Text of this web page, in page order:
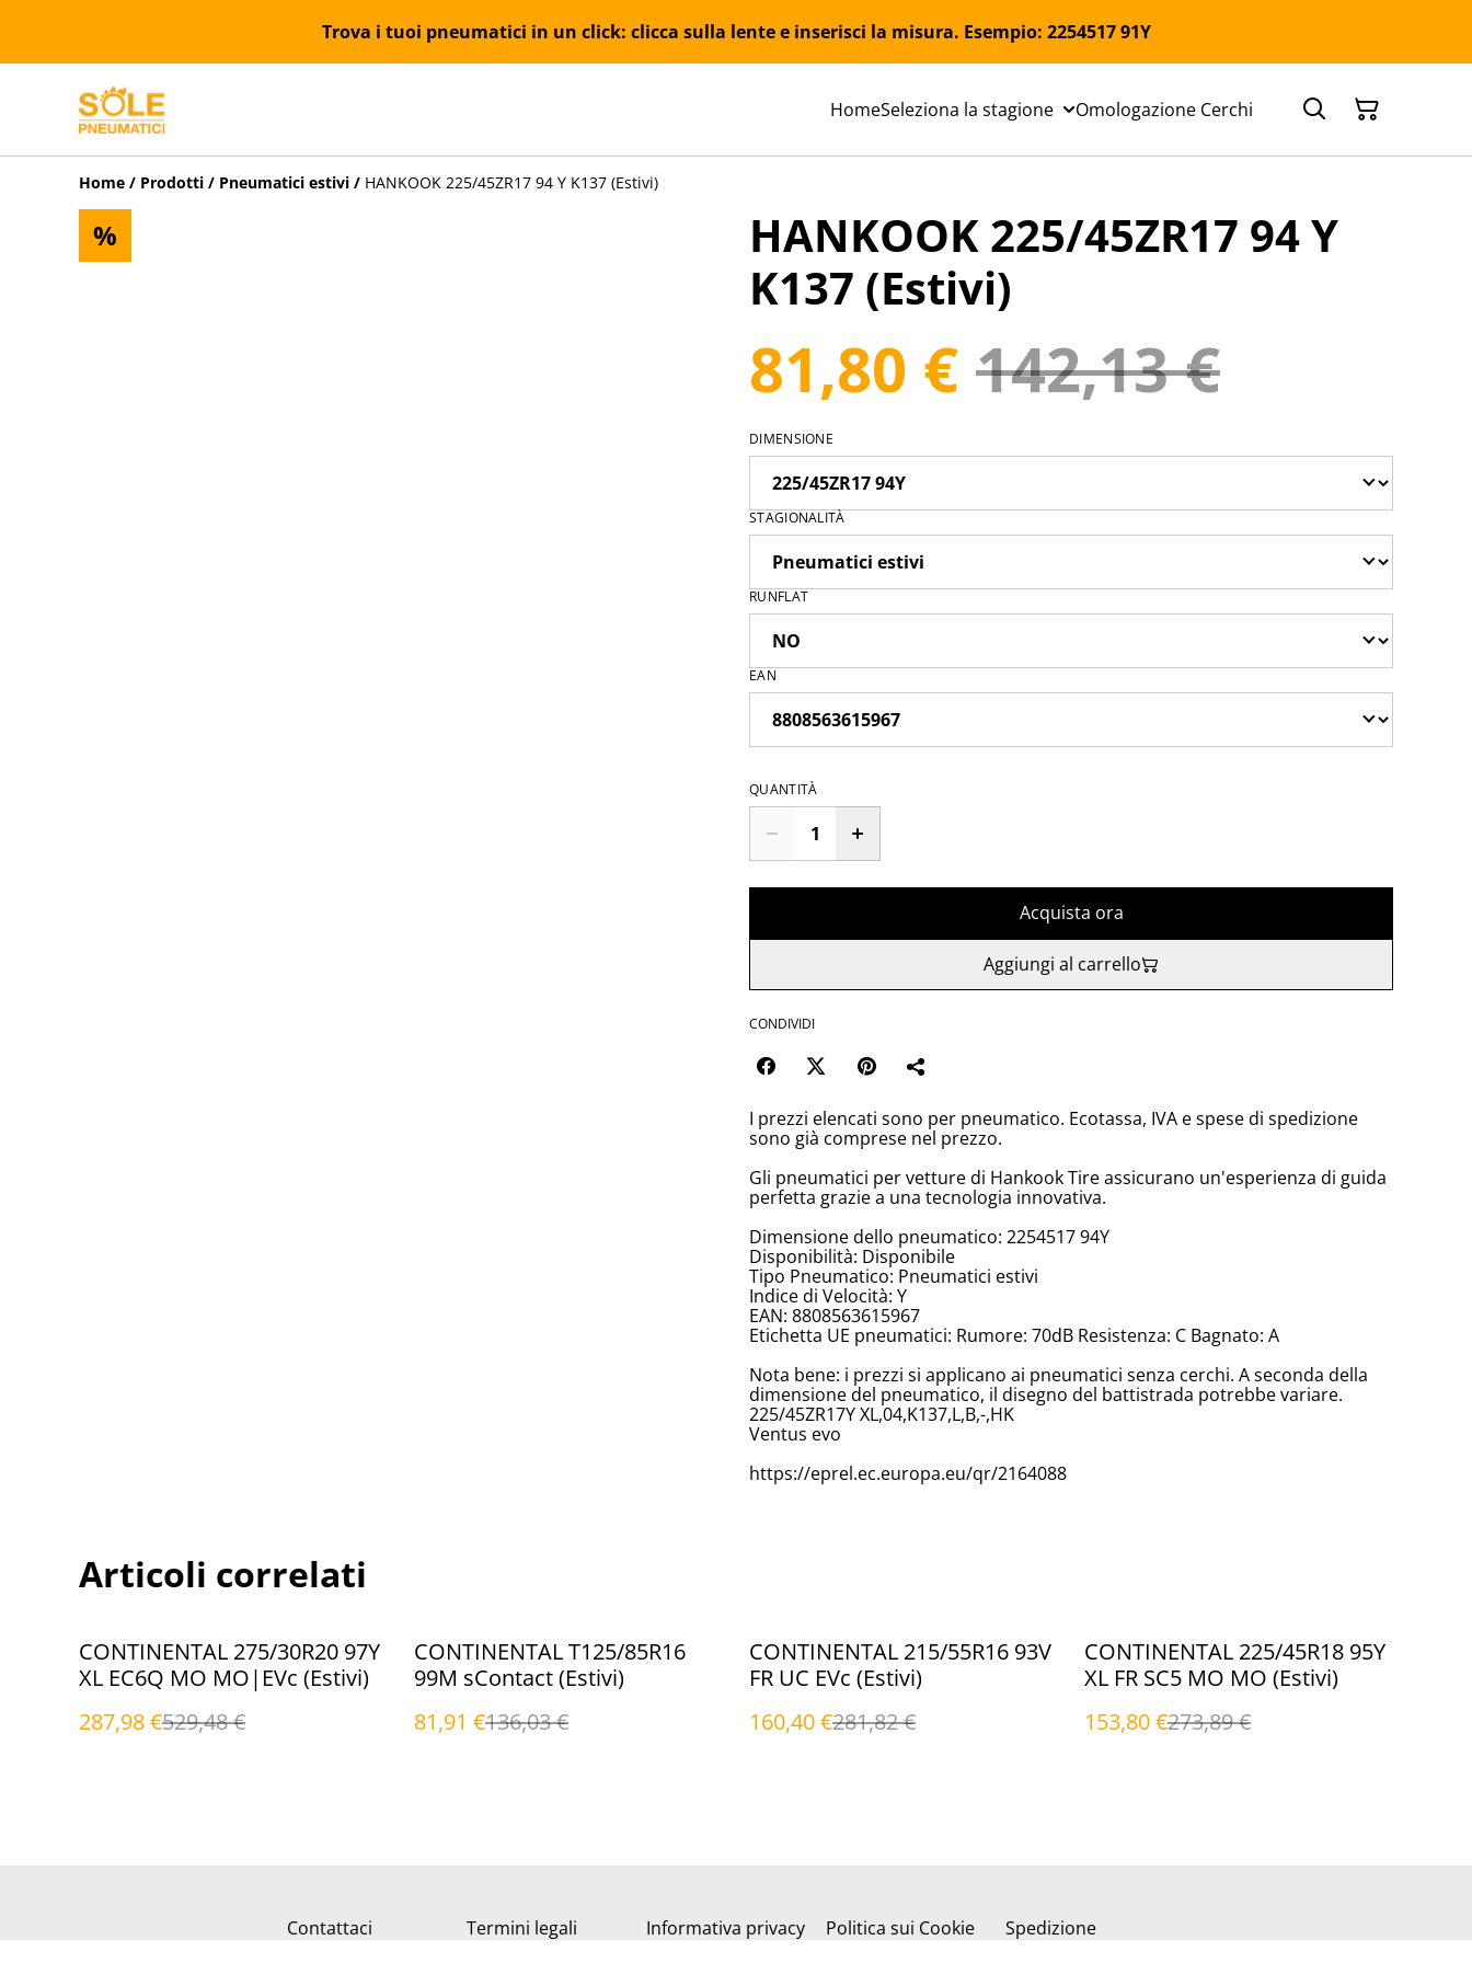
Trova i tuoi pneumatici in un click: clicca sulla lente e inserisci la misura. Esempio: 2254517 91Y
HomeSeleziona la stagione Omologazione Cerchi
Home / Prodotti / Pneumatici estivi / HANKOOK 225/45ZR17 94 Y K137 (Estivi)
%
HANKOOK 225/45ZR17 94 Y
K137 (Estivi)
81,80 € 142,13 €
DIMENSIONE
STAGIONALITÀ
RUNFLAT
EAN
QUANTITÀ
Acquista ora
Aggiungi al carrello
CONDIVIDI
I prezzi elencati sono per pneumatico. Ecotassa, IVA e spese di spedizione
sono già comprese nel prezzo.
Gli pneumatici per vetture di Hankook Tire assicurano un'esperienza di guida
perfetta grazie a una tecnologia innovativa.
Dimensione dello pneumatico: 2254517 94Y
Disponibilità: Disponibile
Tipo Pneumatico: Pneumatici estivi
Indice di Velocità: Y
EAN: 8808563615967
Etichetta UE pneumatici: Rumore: 70dB Resistenza: C Bagnato: A
Nota bene: i prezzi si applicano ai pneumatici senza cerchi. A seconda della
dimensione del pneumatico, il disegno del battistrada potrebbe variare.
225/45ZR17Y XL,04,K137,L,B,-,HK
Ventus evo
https://eprel.ec.europa.eu/qr/2164088
Articoli correlati
%
CONTINENTAL 275/30R20 97Y
XL EC6Q MO MO|EVc (Estivi)
287,98 €529,48 €
%
CONTINENTAL T125/85R16
99M sContact (Estivi)
81,91 €136,03 €
%
CONTINENTAL 215/55R16 93V
FR UC EVc (Estivi)
160,40 €281,82 €
%
CONTINENTAL 225/45R18 95Y
XL FR SC5 MO MO (Estivi)
153,80 €273,89 €
Contattaci Termini legali Informativa privacy Politica sui Cookie Spedizione